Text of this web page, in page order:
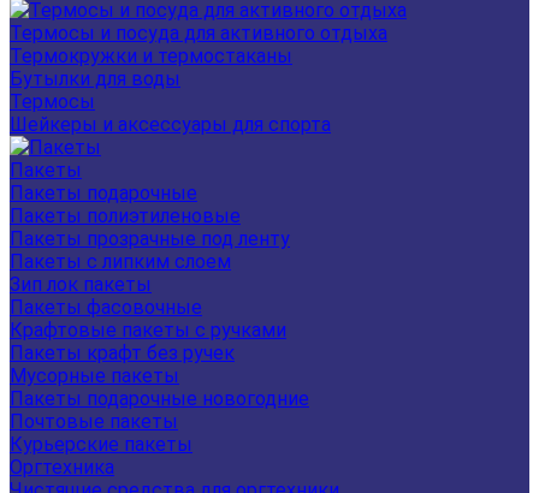
Термосы и посуда для активного отдыха
Термокружки и термостаканы
Бутылки для воды
Термосы
Шейкеры и аксессуары для спорта
Пакеты
Пакеты подарочные
Пакеты полиэтиленовые
Пакеты прозрачные под ленту
Пакеты с липким слоем
Зип лок пакеты
Пакеты фасовочные
Крафтовые пакеты с ручками
Пакеты крафт без ручек
Мусорные пакеты
Пакеты подарочные новогодние
Почтовые пакеты
Курьерские пакеты
Оргтехника